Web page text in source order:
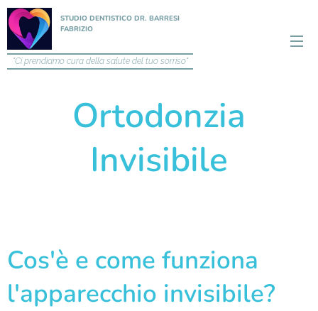
STUDIO DENTISTICO DR. BARRESI
FABRIZIO
"Ci prendiamo cura della salute del tuo sorriso"
Ortodonzia
Invisibile
Cos'è e come funziona
l'apparecchio invisibile?